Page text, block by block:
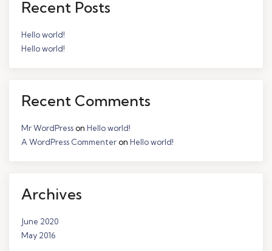
Recent Posts
Hello world!
Hello world!
Recent Comments
Mr WordPresson Hello world!
A WordPress Commenteron Hello world!
Archives
June 2020
May 2016